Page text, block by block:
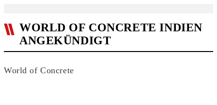
WORLD OF CONCRETE INDIEN
ANGEKÜNDIGT
World of Concrete